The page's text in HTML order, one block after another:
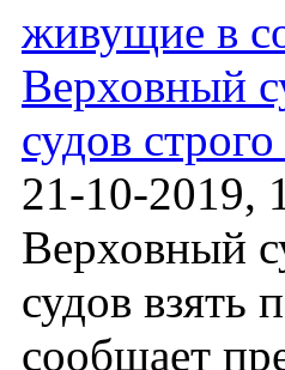
Верховный
судов
21-10-2019,
Верховный
судов взять
сообщает